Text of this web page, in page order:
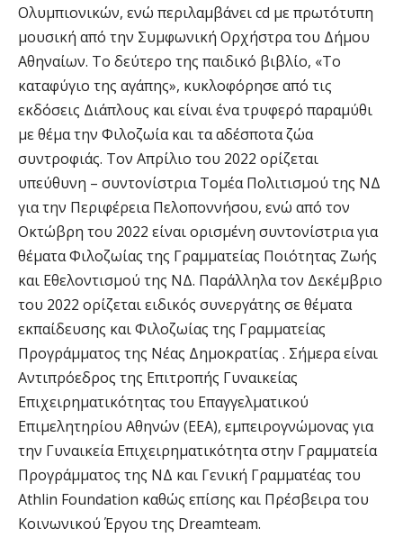
Ολυμπιονικών, ενώ περιλαμβάνει cd με πρωτότυπη
μουσική από την Συμφωνική Ορχήστρα του Δήμου
Αθηναίων. Το δεύτερο της παιδικό βιβλίο, «Το
καταφύγιο της αγάπης», κυκλοφόρησε από τις
εκδόσεις Διάπλους και είναι ένα τρυφερό παραμύθι
με θέμα την Φιλοζωία και τα αδέσποτα ζώα
συντροφιάς. Τον Απρίλιο του 2022 ορίζεται
υπεύθυνη – συντονίστρια Τομέα Πολιτισμού της ΝΔ
για την Περιφέρεια Πελοποννήσου, ενώ από τον
Οκτώβρη του 2022 είναι ορισμένη συντονίστρια για
θέματα Φιλοζωίας της Γραμματείας Ποιότητας Ζωής
και Εθελοντισμού της ΝΔ. Παράλληλα τον Δεκέμβριο
του 2022 ορίζεται ειδικός συνεργάτης σε θέματα
εκπαίδευσης και Φιλοζωίας της Γραμματείας
Προγράμματος της Νέας Δημοκρατίας . Σήμερα είναι
Αντιπρόεδρος της Επιτροπής Γυναικείας
Επιχειρηματικότητας του Επαγγελματικού
Επιμελητηρίου Αθηνών (ΕΕΑ), εμπειρογνώμονας για
την Γυναικεία Επιχειρηματικότητα στην Γραμματεία
Προγράμματος της ΝΔ και Γενική Γραμματέας του
Athlin Foundation καθώς επίσης και Πρέσβειρα του
Kοινωνικού Έργου της Dreamteam.